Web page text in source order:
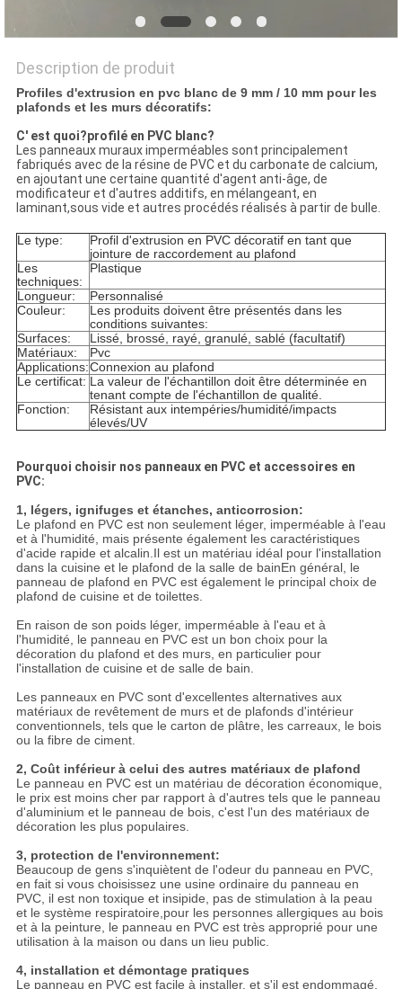
Description de produit
Profiles d'extrusion en pvc blanc de 9 mm / 10 mm pour les
plafonds et les murs décoratifs:
C' est quoi?profilé en PVC blanc?
Les panneaux muraux imperméables sont principalement
fabriqués avec de la résine de PVC et du carbonate de calcium,
en ajoutant une certaine quantité d'agent anti-âge, de
modificateur et d'autres additifs, en mélangeant, en
laminant,sous vide et autres procédés réalisés à partir de bulle.
Le type:
Profil d'extrusion en PVC décoratif en tant que
jointure de raccordement au plafond
Les
techniques:
Plastique
Longueur:
Personnalisé
Couleur:
Les produits doivent être présentés dans les
conditions suivantes:
Surfaces:
Lissé, brossé, rayé, granulé, sablé (facultatif)
Matériaux:
Pvc
Applications:Connexion au plafond
Le certificat: La valeur de l'échantillon doit être déterminée en
tenant compte de l'échantillon de qualité.
Fonction:
Résistant aux intempéries/humidité/impacts
élevés/UV
Pourquoi choisir nos panneaux en PVC et accessoires en
PVC:
1, légers, ignifuges et étanches, anticorrosion:
Le plafond en PVC est non seulement léger, imperméable à l'eau
et à l'humidité, mais présente également les caractéristiques
d'acide rapide et alcalin.Il est un matériau idéal pour l'installation
dans la cuisine et le plafond de la salle de bainEn général, le
panneau de plafond en PVC est également le principal choix de
plafond de cuisine et de toilettes.
En raison de son poids léger, imperméable à l'eau et à
l'humidité, le panneau en PVC est un bon choix pour la
décoration du plafond et des murs, en particulier pour
l'installation de cuisine et de salle de bain.
Les panneaux en PVC sont d'excellentes alternatives aux
matériaux de revêtement de murs et de plafonds d'intérieur
conventionnels, tels que le carton de plâtre, les carreaux, le bois
ou la fibre de ciment.
2, Coût inférieur à celui des autres matériaux de plafond
Le panneau en PVC est un matériau de décoration économique,
le prix est moins cher par rapport à d'autres tels que le panneau
d'aluminium et le panneau de bois, c'est l'un des matériaux de
décoration les plus populaires.
3, protection de l'environnement:
Beaucoup de gens s'inquiètent de l'odeur du panneau en PVC,
en fait si vous choisissez une usine ordinaire du panneau en
PVC, il est non toxique et insipide, pas de stimulation à la peau
et le système respiratoire,pour les personnes allergiques au bois
et à la peinture, le panneau en PVC est très approprié pour une
utilisation à la maison ou dans un lieu public.
4, installation et démontage pratiques
Le panneau en PVC est facile à installer, et s'il est endommagé,